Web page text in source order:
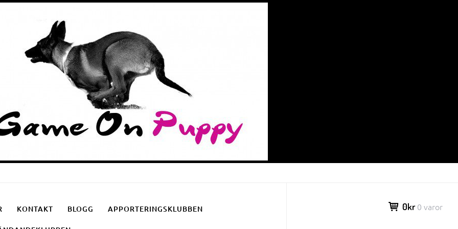
KONTAKT BLOGG APPORTERINGSKLUBBEN 0kr 0 varor